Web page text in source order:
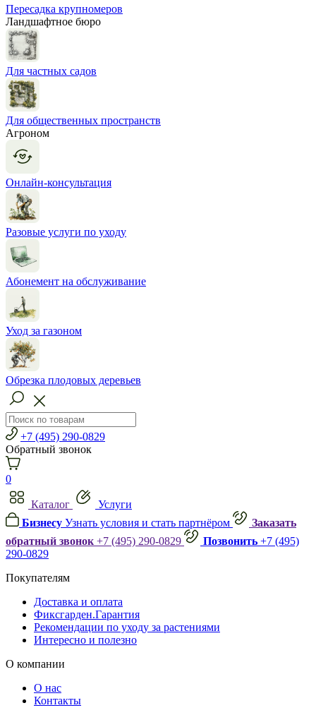
Пересадка крупномеров
Ландшафтное бюро
Для частных садов
Для общественных пространств
Агроном
Онлайн-консультация
Разовые услуги по уходу
Абонемент на обслуживание
Уход за газоном
Обрезка плодовых деревьев
+7 (495) 290-0829
Обратный звонок
0
Каталог
Услуги
Бизнесу Узнать условия и стать партнёром
Заказать
обратный звонок +7 (495) 290-0829 Позвонить +7 (495)
290-0829
Покупателям
Доставка и оплата
Фиксгарден.Гарантия
Рекомендации по уходу за растениями
Интересно и полезно
О компании
О нас
Контакты